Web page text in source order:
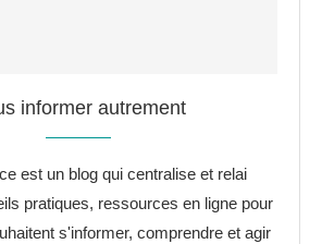
informer autrement
est un blog qui centralise et relai
pratiques, ressources en ligne pour
s'informer, comprendre et agir